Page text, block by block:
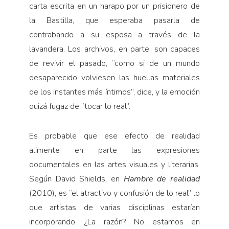
carta escrita en un harapo por un prisionero de
la Bastilla, que esperaba pasarla de
contrabando a su esposa a través de la
lavandera. Los archivos, en parte, son capaces
de revivir el pasado, “como si de un mundo
desaparecido volviesen las huellas materiales
de los instantes más íntimos”, dice, y la emoción
quizá fugaz de “tocar lo real”.
Es probable que ese efecto de realidad
alimente en parte las expresiones
documentales en las artes visuales y literarias.
Según David Shields, en Hambre de realidad
(2010), es “el atractivo y confusión de lo real” lo
que artistas de varias disciplinas estarían
incorporando. ¿La razón? No estamos en